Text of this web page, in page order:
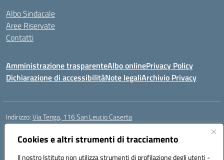
Cookies e altri strumenti di tracciamento
Il nostro Istituto non utilizza strumenti di profilazione degli utenti -
Albo Sindacale
Aree Riservate
Contatti
Amministrazione trasparenteAlbo onlinePrivacy Policy
Dichiarazione di accessibilitàNote legaliArchivio Privacy
Indirizzo:Via Tenga, 116 San Leucio Caserta
Centralino:
Posta elettronica certificata (PEC):ceis042009@pec.istruzione.it
Codice fiscale: 93098380616